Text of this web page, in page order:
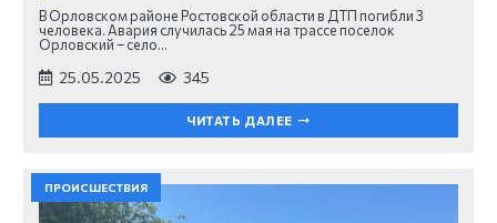
В Орловском районе Ростовской области в ДТП погибли 3
человека. Авария случилась 25 мая на трассе поселок
Орловский – село…
25.05.2025 345
ЧИТАТЬ ДАЛЕЕ
ПРОИСШЕСТВИЯ